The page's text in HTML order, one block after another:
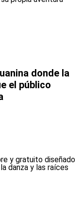
donde la
el público